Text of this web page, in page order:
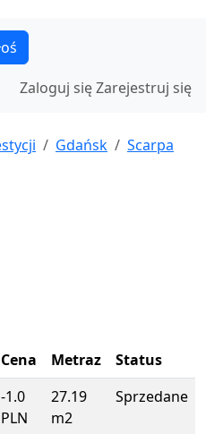
Zaloguj sięZarejestruj się
Gdańsk
Scarpa
Cena Metraz
Status
-1.0
PLN
27.19
m2
Sprzedane